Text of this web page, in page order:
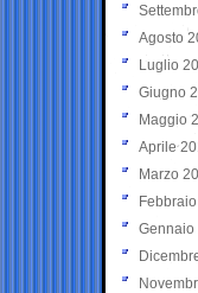
Agosto
Luglio
Giugno
Maggio
Aprile
Marzo
Gennaio